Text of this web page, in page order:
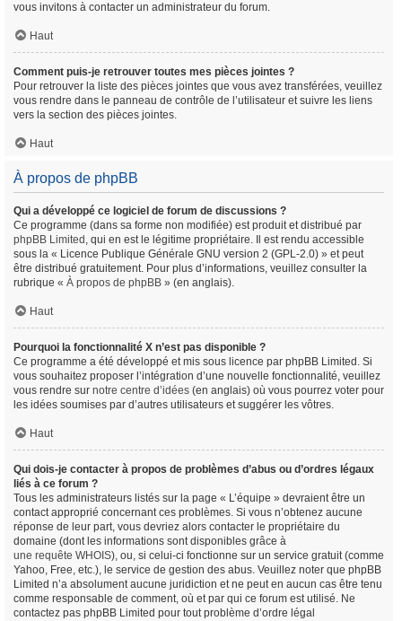
vous invitons à contacter un administrateur du forum.
Haut
Comment puis-je retrouver toutes mes pièces jointes ?
Pour retrouver la liste des pièces jointes que vous avez transférées, veuillez
vous rendre dans le panneau de contrôle de l’utilisateur et suivre les liens
vers la section des pièces jointes.
Haut
À propos de phpBB
Qui a développé ce logiciel de forum de discussions ?
Ce programme (dans sa forme non modifiée) est produit et distribué par
phpBB Limited , qui en est le légitime propriétaire. Il est rendu accessible
sous la « Licence Publique Générale GNU version 2 (GPL-2.0) » et peut
être distribué gratuitement. Pour plus d’informations, veuillez consulter la
rubrique « À propos de phpBB » (en anglais).
Haut
Pourquoi la fonctionnalité X n’est pas disponible ?
Ce programme a été développé et mis sous licence par phpBB Limited. Si
vous souhaitez proposer l’intégration d’une nouvelle fonctionnalité, veuillez
vous rendre sur notre centre d’idées (en anglais) où vous pourrez voter pour
les idées soumises par d’autres utilisateurs et suggérer les vôtres.
Haut
Qui dois-je contacter à propos de problèmes d’abus ou d’ordres légaux
liés à ce forum ?
Tous les administrateurs listés sur la page « L’équipe » devraient être un
contact approprié concernant ces problèmes. Si vous n’obtenez aucune
réponse de leur part, vous devriez alors contacter le propriétaire du
domaine (dont les informations sont disponibles grâce à
une requête WHOIS), ou, si celui-ci fonctionne sur un service gratuit (comme
Yahoo, Free, etc.), le service de gestion des abus. Veuillez noter que phpBB
Limited n’a absolument aucune juridiction et ne peut en aucun cas être tenu
comme responsable de comment, où et par qui ce forum est utilisé. Ne
contactez pas phpBB Limited pour tout problème d’ordre légal